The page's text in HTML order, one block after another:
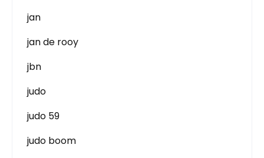
jan
jan de rooy
jbn
judo
judo 59
judo boom